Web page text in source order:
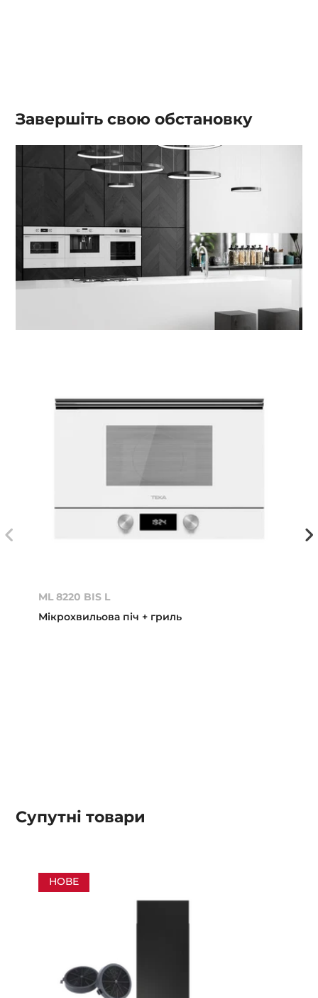
Завершіть свою обстановку
ML 8220 BIS L
Мікрохвильова піч + гриль
Супутні товари
НОВЕ